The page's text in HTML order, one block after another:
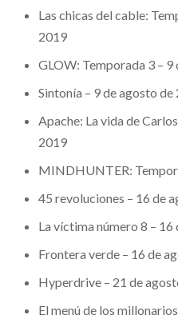
Las chicas del cable:
2019
GLOW: Temporada 3 –
Sintonía – 9 de agosto de
Apache: La vida de
2019
MINDHUNTER:
45 revoluciones – 16 de
La víctima número 8 –
Frontera verde – 16 de
Hyperdrive – 21 de
El menú de los